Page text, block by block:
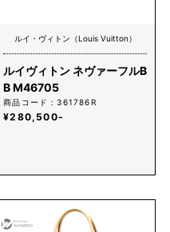
ルイ・ヴィトン（Louis Vuitton）
ルイヴィトン ネヴァーフルB
B M46705
商品コード：361786R
¥280,500-